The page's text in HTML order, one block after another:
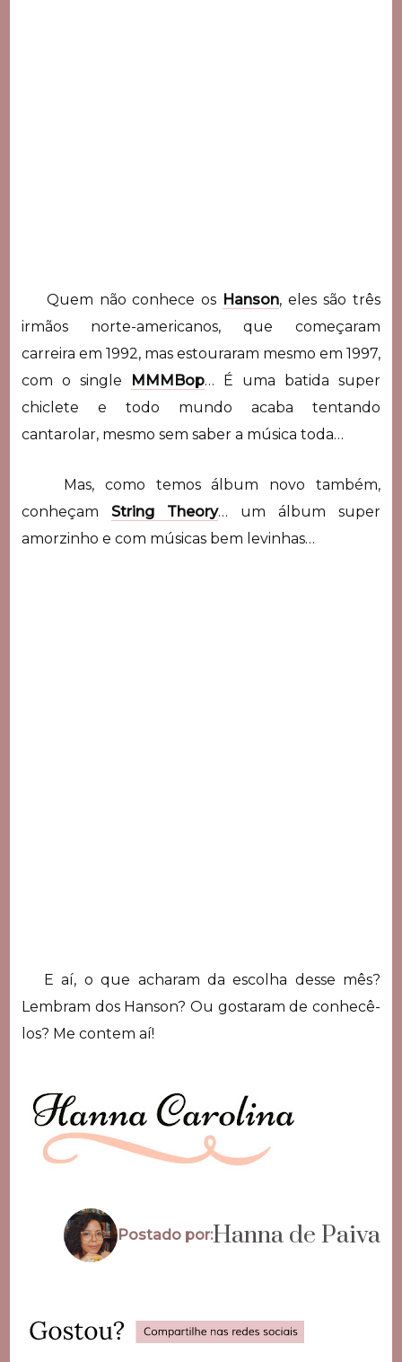
Quem não conhece os Hanson, eles são três
irmãos norte-americanos, que começaram
carreira em 1992, mas estouraram mesmo em 1997,
com o single
MMMBop… É uma batida super
chiclete e todo mundo acaba tentando
cantarolar, mesmo sem saber a música toda…
Mas, como temos álbum novo também,
conheçam String Theory… um álbum super
amorzinho e com músicas bem levinhas…
E aí, o que acharam da escolha desse mês?
Lembram dos Hanson? Ou gostaram de conhecê-
los? Me contem aí!
Postado por:Hanna de Paiva